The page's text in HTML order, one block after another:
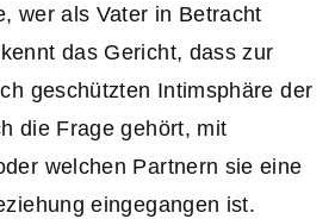
wer als Vater in Betracht
das Gericht, dass zur
geschützten Intimsphäre der
die Frage gehört, mit
welchen Partnern sie eine
eingegangen ist.